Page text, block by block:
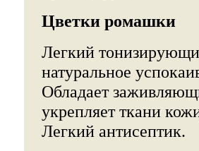
Цветки ромашки
Легкий
натуральное
Обладает
укрепляет ткани
Легкий антисептик.